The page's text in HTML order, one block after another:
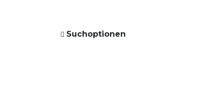
Suchoptionen